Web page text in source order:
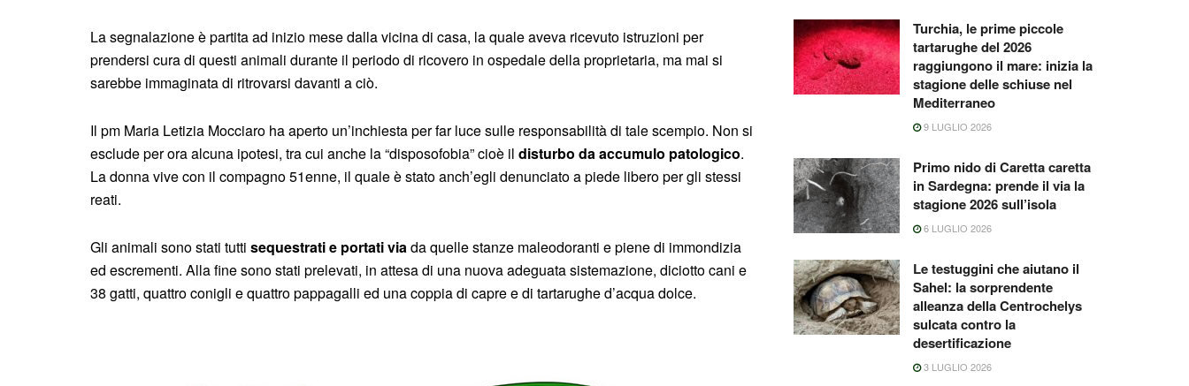
La segnalazione è partita ad inizio mese dalla vicina di casa, la quale aveva ricevuto istruzioni per
prendersi cura di questi animali durante il periodo di ricovero in ospedale della proprietaria, ma mai si
sarebbe immaginata di ritrovarsi davanti a ciò.
Il pm Maria Letizia Mocciaro ha aperto un’inchiesta per far luce sulle responsabilità di tale scempio. Non si
esclude per ora alcuna ipotesi, tra cui anche la “disposofobia” cioè il disturbo da accumulo patologico.
La donna vive con il compagno 51enne, il quale è stato anch’egli denunciato a piede libero per gli stessi
reati.
Gli animali sono stati tutti sequestrati e portati via da quelle stanze maleodoranti e piene di immondizia
ed escrementi. Alla fine sono stati prelevati, in attesa di una nuova adeguata sistemazione, diciotto cani e
38 gatti, quattro conigli e quattro pappagalli ed una coppia di capre e di tartarughe d’acqua dolce.
Turchia, le prime piccole
tartarughe del 2026
raggiungono il mare: inizia la
stagione delle schiuse nel
Mediterraneo
9 LUGLIO 2026
Primo nido di Caretta caretta
in Sardegna: prende il via la
stagione 2026 sull’isola
6 LUGLIO 2026
Le testuggini che aiutano il
Sahel: la sorprendente
alleanza della Centrochelys
sulcata contro la
desertificazione
3 LUGLIO 2026